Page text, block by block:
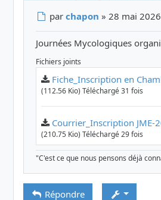
Message
parchapon » 28 mai
Journées Mycologiques
Fichiers joints
Fiche_Inscription en
(112.56 Kio) Téléchargé 31 fois
Courrier_Inscription JME-
(210.75 Kio) Téléchargé 29 fois
"C'est ce que nous pensons déjà
Répondre